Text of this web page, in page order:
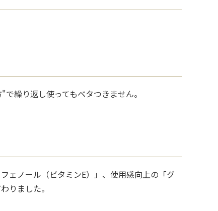
繰り返し使ってもベタつきません。
ェノール（ビタミンE）」、使用感向上の「グ
りました。